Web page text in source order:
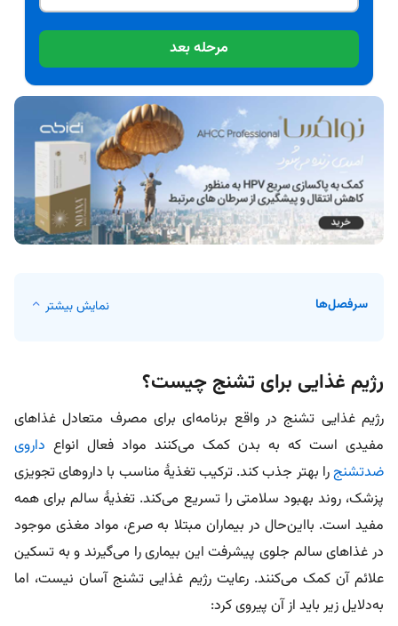
مرحله بعد
سرفصل‌ها نمایش بیشتر
رژیم غذایی برای تشنج چیست؟
رژیم غذایی تشنج در واقع برنامه‌ای برای مصرف متعادل غذاهای
مفیدی است که به بدن کمک می‌کنند مواد فعال انواع داروی
ضدتشنجرا بهتر جذب کند. ترکیب تغذیۀ مناسب با داروهای تجویزی
پزشک، روند بهبود سلامتی را تسریع می‌کند. تغذیۀ سالم برای همه
مفید است. بااین‌حال در بیماران مبتلا به صرع، مواد مغذی موجود
در غذاهای سالم جلوی پیشرفت این بیماری را می‌گیرند و به تسکین
علائم آن کمک می‌کنند. رعایت رژیم غذایی تشنج آسان نیست، اما
به‌دلایل زیر باید از آن پیروی کرد: